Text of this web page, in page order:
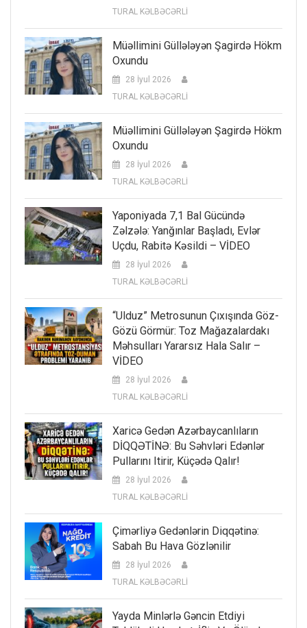
TURAL KƏLBƏCƏRLİ
Müəllimini Güllələyən Şagirdə Hökm
Oxundu
28 İyul 2026
TURAL KƏLBƏCƏRLİ
Müəllimini Güllələyən Şagirdə Hökm
Oxundu
28 İyul 2026
TURAL KƏLBƏCƏRLİ
Yaponiyada 7,1 Bal Gücündə
Zəlzələ: Yanğınlar Başladı, Evlər
Uçdu, Rabitə Kəsildi – VİDEO
28 İyul 2026
TURAL KƏLBƏCƏRLİ
“Ulduz” Metrosunun Çıxışında Göz-
Gözü Görmür: Toz Mağazalardakı
Məhsulları Yararsız Hala Salır –
VİDEO
28 İyul 2026
TURAL KƏLBƏCƏRLİ
Xaricə Gedən Azərbaycanlıların
DİQQƏTİNƏ: Bu Səhvləri Edənlər
Pullarını Itirir, Küçədə Qalır!
28 İyul 2026
TURAL KƏLBƏCƏRLİ
Çimərliyə Gedənlərin Diqqətinə:
Sabah Bu Hava Gözlənilir
28 İyul 2026
TURAL KƏLBƏCƏRLİ
Yayda Minlərlə Gəncin Etdiyi